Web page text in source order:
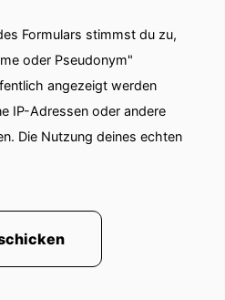
Formulars stimmst du zu,
oder Pseudonym"
angezeigt werden
IP-Adressen oder andere
Die Nutzung deines echten